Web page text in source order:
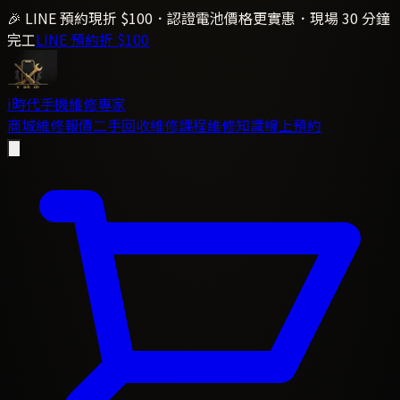
🎉 LINE 預約現折 $100．認證電池價格更實惠．現場 30 分鐘
完工LINE 預約折 $100
i時代手機維修專家
商城維修報價二手回收維修課程維修知識線上預約